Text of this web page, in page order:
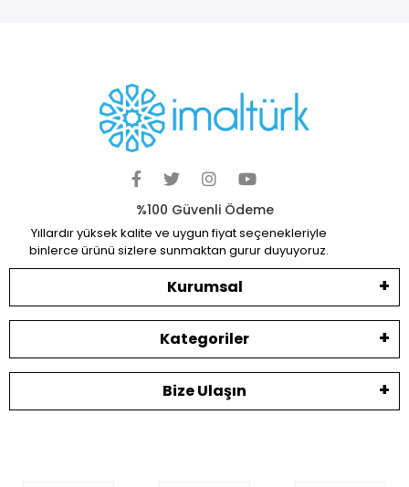
%100 Güvenli Ödeme
Yıllardır yüksek kalite ve uygun fiyat seçenekleriyle
binlerce ürünü sizlere sunmaktan gurur duyuyoruz.
Kurumsal
Kategoriler
Bize Ulaşın